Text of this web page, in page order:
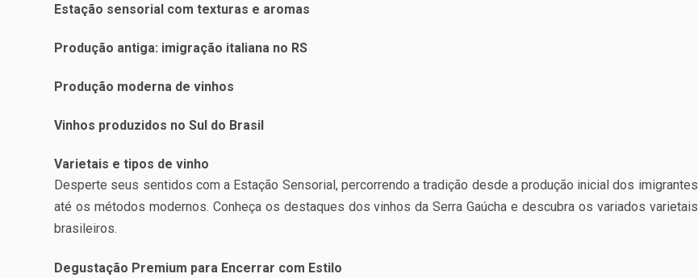
Estação sensorial com texturas e aromas
Produção antiga: imigração italiana no RS
Produção moderna de vinhos
Vinhos produzidos no Sul do Brasil
Varietais e tipos de vinho
Desperte seus sentidos com a Estação Sensorial, percorrendo a tradição desde a produção inicial dos imigrantes
até os métodos modernos. Conheça os destaques dos vinhos da Serra Gaúcha e descubra os variados varietais
brasileiros.
Degustação Premium para Encerrar com Estilo